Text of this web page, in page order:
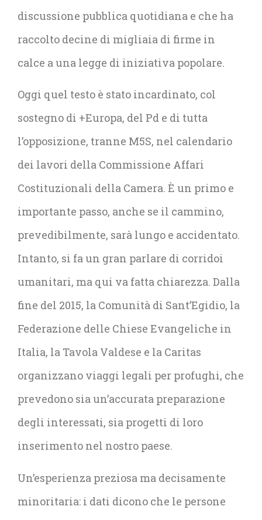
discussione pubblica quotidiana e che ha
raccolto decine di migliaia di firme in
calce a una legge di iniziativa popolare.
Oggi quel testo è stato incardinato, col
sostegno di +Europa, del Pd e di tutta
l’opposizione, tranne M5S, nel calendario
dei lavori della Commissione Affari
Costituzionali della Camera. È un primo e
importante passo, anche se il cammino,
prevedibilmente, sarà lungo e accidentato.
Intanto, si fa un gran parlare di corridoi
umanitari, ma qui va fatta chiarezza. Dalla
fine del 2015, la Comunità di Sant’Egidio, la
Federazione delle Chiese Evangeliche in
Italia, la Tavola Valdese e la Caritas
organizzano viaggi legali per profughi, che
prevedono sia un’accurata preparazione
degli interessati, sia progetti di loro
inserimento nel nostro paese.
Un’esperienza preziosa ma decisamente
minoritaria: i dati dicono che le persone